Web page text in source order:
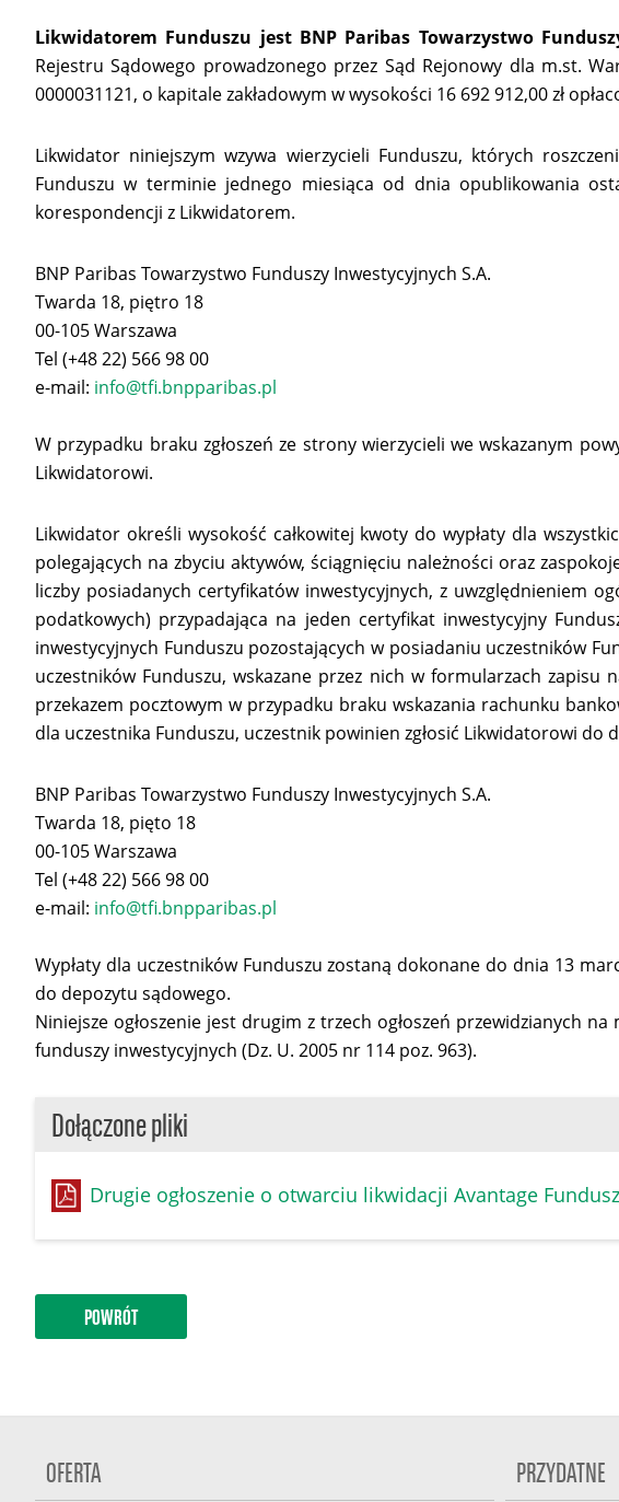
Likwidatorem Funduszu jest BNP Paribas Towarzystwo
Rejestru Sądowego prowadzonego przez Sąd Rejonowy dla m.st.
0000031121, o kapitale zakładowym w wysokości 16 692 912,00 zł
Likwidator niniejszym wzywa wierzycieli Funduszu, których
Funduszu w terminie jednego miesiąca od dnia opublikowania
korespondencji z Likwidatorem.
BNP Paribas Towarzystwo Funduszy Inwestycyjnych S.A.
Twarda 18, piętro 18
00-105 Warszawa
Tel (+48 22) 566 98 00
e-mail: info@tfi.bnpparibas.pl
W przypadku braku zgłoszeń ze strony wierzycieli we wskazanym
Likwidatorowi.
Likwidator określi wysokość całkowitej kwoty do wypłaty dla
polegających na zbyciu aktywów, ściągnięciu należności oraz
liczby posiadanych certyfikatów inwestycyjnych, z uwzględnieniem
podatkowych) przypadająca na jeden certyfikat inwestycyjny
inwestycyjnych Funduszu pozostających w posiadaniu uczestników
uczestników Funduszu, wskazane przez nich w formularzach
przekazem pocztowym w przypadku braku wskazania rachunku
dla uczestnika Funduszu, uczestnik powinien zgłosić Likwidatorowi do
BNP Paribas Towarzystwo Funduszy Inwestycyjnych S.A.
Twarda 18, pięto 18
00-105 Warszawa
Tel (+48 22) 566 98 00
e-mail: info@tfi.bnpparibas.pl
Wypłaty dla uczestników Funduszu zostaną dokonane do dnia 13
do depozytu sądowego.
Niniejsze ogłoszenie jest drugim z trzech ogłoszeń przewidzianych
funduszy inwestycyjnych (Dz. U. 2005 nr 114 poz. 963).
Dołączone pliki
Drugie ogłoszenie o otwarciu likwidacji Avantage
POWRÓT
OFERTA PRZYDATNE